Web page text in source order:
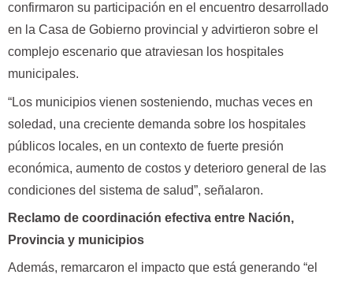
confirmaron su participación en el encuentro desarrollado
en la Casa de Gobierno provincial y advirtieron sobre el
complejo escenario que atraviesan los hospitales
municipales.
“Los municipios vienen sosteniendo, muchas veces en
soledad, una creciente demanda sobre los hospitales
públicos locales, en un contexto de fuerte presión
económica, aumento de costos y deterioro general de las
condiciones del sistema de salud”, señalaron.
Reclamo de coordinación efectiva entre Nación,
Provincia y municipios
Además, remarcaron el impacto que está generando “el